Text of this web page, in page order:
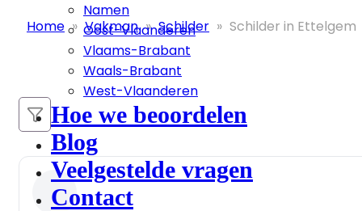
Namen
Oost-Vlaanderen
Vlaams-Brabant
Waals-Brabant
West-Vlaanderen
Hoe we beoordelen
Blog
Veelgestelde vragen
Contact
Home » Vakman » Schilder » Schilder in Ettelgem